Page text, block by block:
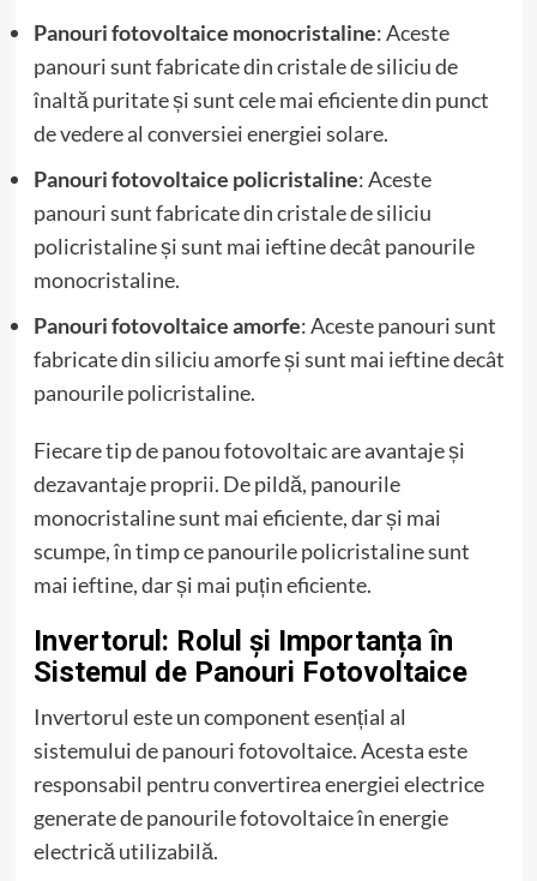
Panouri fotovoltaice monocristaline: Aceste
panouri sunt fabricate din cristale de siliciu de
înaltă puritate și sunt cele mai eficiente din punct
de vedere al conversiei energiei solare.
Panouri fotovoltaice policristaline: Aceste
panouri sunt fabricate din cristale de siliciu
policristaline și sunt mai ieftine decât panourile
monocristaline.
Panouri fotovoltaice amorfe: Aceste panouri sunt
fabricate din siliciu amorfe și sunt mai ieftine decât
panourile policristaline.
Fiecare tip de panou fotovoltaic are avantaje și
dezavantaje proprii. De pildă, panourile
monocristaline sunt mai eficiente, dar și mai
scumpe, în timp ce panourile policristaline sunt
mai ieftine, dar și mai puțin eficiente.
Invertorul: Rolul și Importanța în
Sistemul de Panouri Fotovoltaice
Invertorul este un component esențial al
sistemului de panouri fotovoltaice. Acesta este
responsabil pentru convertirea energiei electrice
generate de panourile fotovoltaice în energie
electrică utilizabilă.